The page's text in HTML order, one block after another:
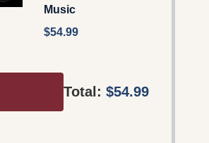
Music
$54.99
Total: $54.99